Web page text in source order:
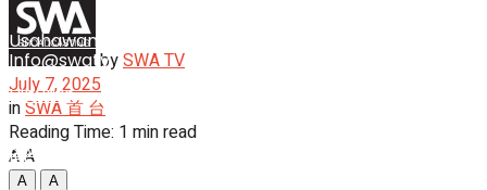
Info@swatv
IBC
Usahawan & Shopping
Hiburan
SWA Digital Malaysia
bySWA TV
July 7, 2025
inSWA 首 台
Reading Time: 1 min read
AA
A
A